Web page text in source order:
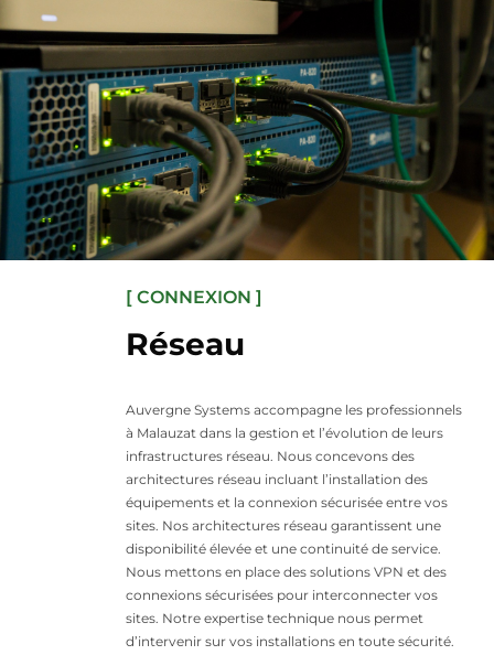
[ CONNEXION ]
Réseau
Auvergne Systems accompagne les professionnels
à Malauzat dans la gestion et l’évolution de leurs
infrastructures réseau. Nous concevons des
architectures réseau incluant l’installation des
équipements et la connexion sécurisée entre vos
sites. Nos architectures réseau garantissent une
disponibilité élevée et une continuité de service.
Nous mettons en place des solutions VPN et des
connexions sécurisées pour interconnecter vos
sites. Notre expertise technique nous permet
d’intervenir sur vos installations en toute sécurité.